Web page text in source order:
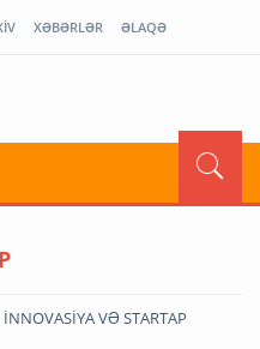
XƏBƏRLƏR ƏLAQƏ
İNNOVASİYA VƏ STARTAP